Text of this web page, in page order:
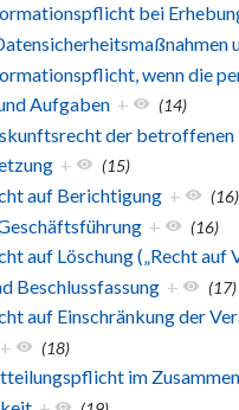
bei
wenn die
Aufgaben + (14)
der betroffenen
+ (15)
auf Berichtigung + (16)
+ (16)
auf Löschung („Recht auf
Beschlussfassung + (17)
auf Einschränkung der
+ (18)
im